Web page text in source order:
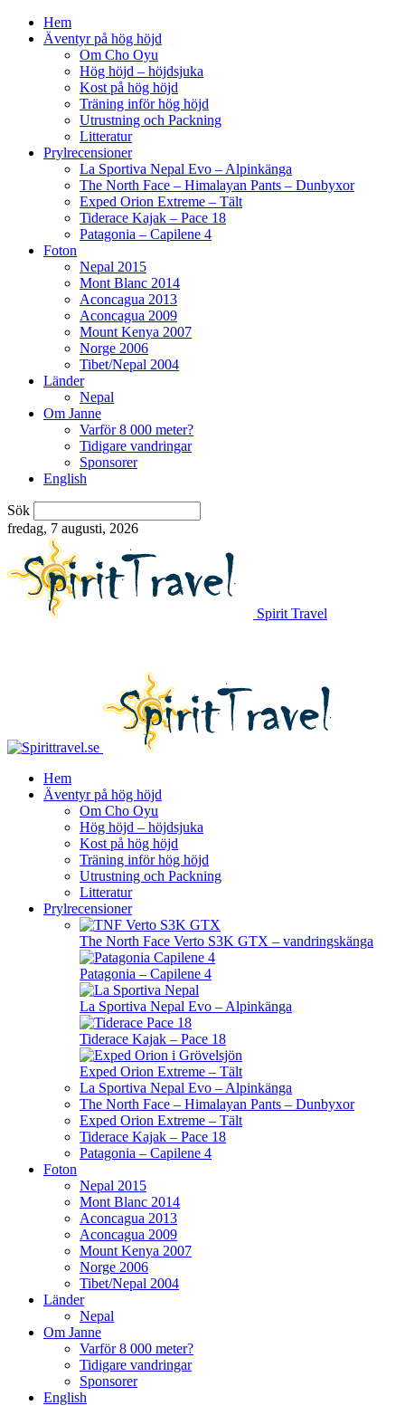
Hem
Äventyr på hög höjd
Om Cho Oyu
Hög höjd – höjdsjuka
Kost på hög höjd
Träning inför hög höjd
Utrustning och Packning
Litteratur
Prylrecensioner
La Sportiva Nepal Evo – Alpinkänga
The North Face – Himalayan Pants – Dunbyxor
Exped Orion Extreme – Tält
Tiderace Kajak – Pace 18
Patagonia – Capilene 4
Foton
Nepal 2015
Mont Blanc 2014
Aconcagua 2013
Aconcagua 2009
Mount Kenya 2007
Norge 2006
Tibet/Nepal 2004
Länder
Nepal
Om Janne
Varför 8 000 meter?
Tidigare vandringar
Sponsorer
English
Sök
fredag, 7 augusti, 2026
Spirit Travel
Hem
Äventyr på hög höjd
Om Cho Oyu
Hög höjd – höjdsjuka
Kost på hög höjd
Träning inför hög höjd
Utrustning och Packning
Litteratur
Prylrecensioner
The North Face Verto S3K GTX – vandringskänga
Patagonia – Capilene 4
La Sportiva Nepal Evo – Alpinkänga
Tiderace Kajak – Pace 18
Exped Orion Extreme – Tält
La Sportiva Nepal Evo – Alpinkänga
The North Face – Himalayan Pants – Dunbyxor
Exped Orion Extreme – Tält
Tiderace Kajak – Pace 18
Patagonia – Capilene 4
Foton
Nepal 2015
Mont Blanc 2014
Aconcagua 2013
Aconcagua 2009
Mount Kenya 2007
Norge 2006
Tibet/Nepal 2004
Länder
Nepal
Om Janne
Varför 8 000 meter?
Tidigare vandringar
Sponsorer
English